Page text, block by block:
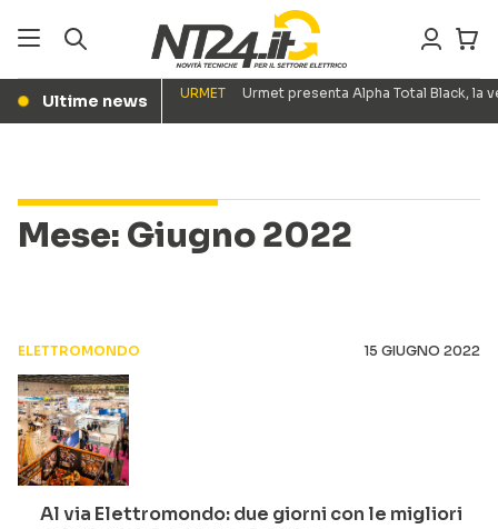
● Ultime news URMET Urmet presenta Alpha Total Black,
Mese: Giugno 2022
ELETTROMONDO 15 GIUGNO 2022
Al via Elettromondo: due giorni con le migliori